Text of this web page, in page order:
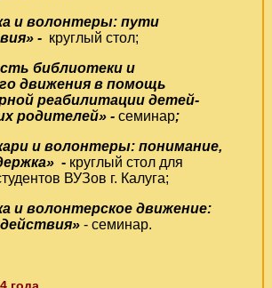
и волонтеры: пути
- круглый стол;
библиотеки и
движения в помощь
реабилитации детей-
родителей» - семинар;
и волонтеры: понимание,
- круглый стол для
ВУЗов г. Калуга;
и волонтерское движение:
- семинар.